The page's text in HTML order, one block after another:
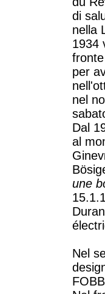
di
nella
1934
per
nel
Dal
al
une
Nel